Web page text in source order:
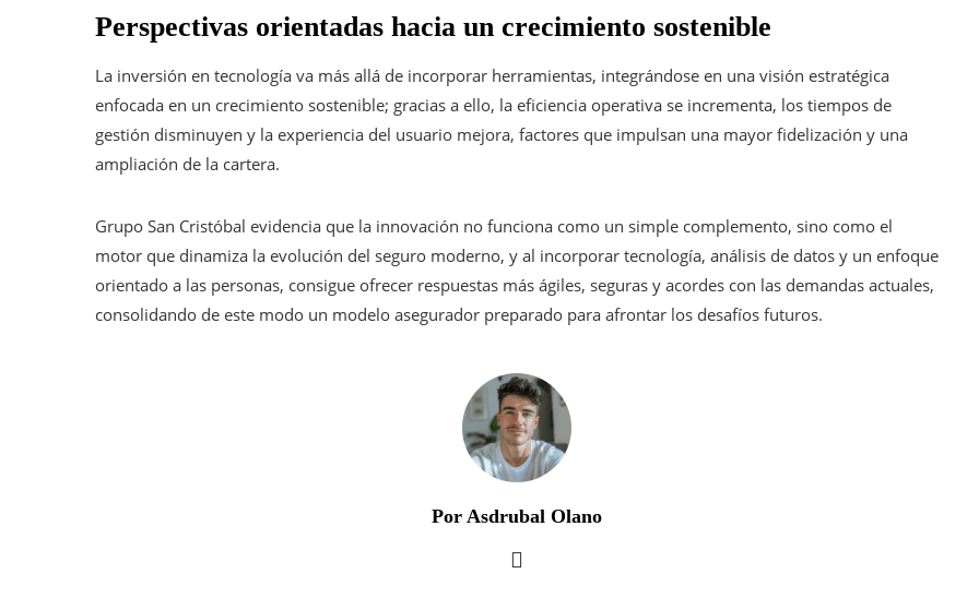
Perspectivas orientadas hacia un crecimiento sostenible
La inversión en tecnología va más allá de incorporar herramientas, integrándose en una visión estratégica
enfocada en un crecimiento sostenible; gracias a ello, la eficiencia operativa se incrementa, los tiempos de
gestión disminuyen y la experiencia del usuario mejora, factores que impulsan una mayor fidelización y una
ampliación de la cartera.
Grupo San Cristóbal evidencia que la innovación no funciona como un simple complemento, sino como el
motor que dinamiza la evolución del seguro moderno, y al incorporar tecnología, análisis de datos y un enfoque
orientado a las personas, consigue ofrecer respuestas más ágiles, seguras y acordes con las demandas actuales,
consolidando de este modo un modelo asegurador preparado para afrontar los desafíos futuros.
Por Asdrubal Olano